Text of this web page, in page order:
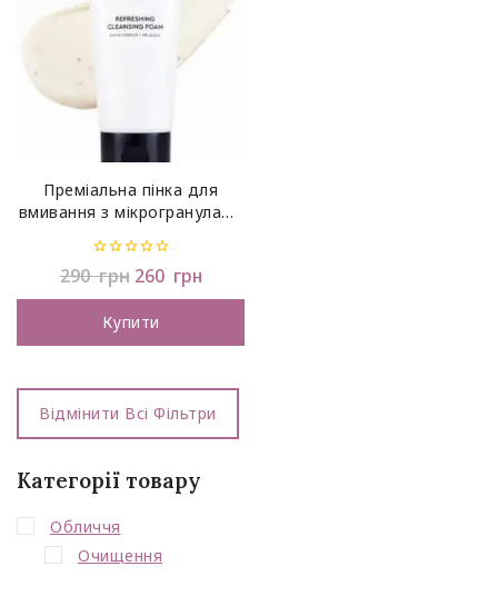
Преміальна пінка для
вмивання з мікрогранулами
Foam, 50 г
out
of
290грн 260 грн
Купити
Відмінити Всі Фільтри
Категорії товару
Обличчя
Очищення